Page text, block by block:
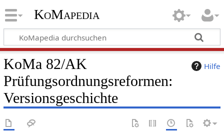
KoMapedia
Hilfe
KoMa 82/AK
Prüfungsordnungsreformen:
Versionsgeschichte